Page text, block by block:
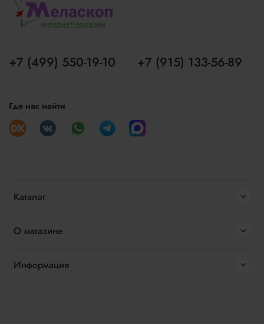
Каталог
О магазине
Информация
+7 (499) 550-19-10 +7 (915) 133-56-89
Где нас найти